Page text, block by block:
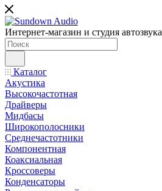
Интернет-магазин и студия автозвука
Каталог
Акустика
Высокочастотная
Драйверы
Мидбасы
Широкополосники
Среднечастотники
Компонентная
Коаксиальная
Кроссоверы
Конденсаторы